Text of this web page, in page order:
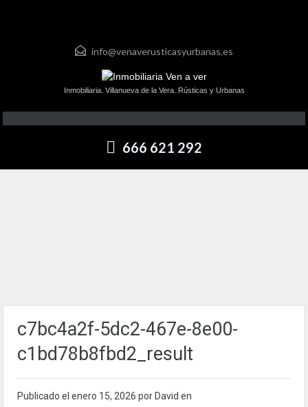
info@venaverusticasyurbanas.es
Inmobiliaria. Villanueva de la Vera. Rústicas y Urbanas
666 621 292
c7bc4a2f-5dc2-467e-8e00-
c1bd78b8fbd2_result
Publicado el enero 15, 2026 por David en